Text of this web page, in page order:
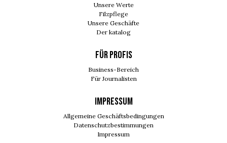
Unsere Werte
Filzpflege
Unsere Geschäfte
Der katalog
FÜR PROFIS
Business-Bereich
Für Journalisten
IMPRESSUM
Allgemeine Geschäftsbedingungen
Datenschutzbestimmungen
Impressum